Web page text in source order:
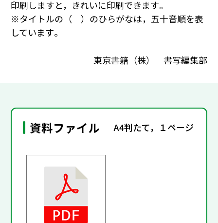
印刷しますと，きれいに印刷できます｡
※タイトルの（ ）のひらがなは，五十音順を表
しています｡
東京書籍（株） 書写編集部
資料ファイル A4判たて，１ページ